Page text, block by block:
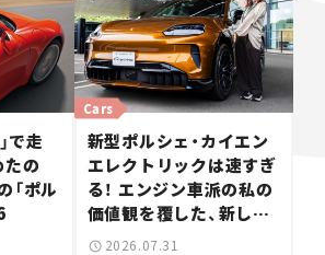
で走
たの
「ポル
新型ポルシェ・カイエン
エレクトリックは速すぎ
る！ エンジン車派の私の
価値観を覆した、新しい
ポルシェの走り。
Cars
2026.07.31